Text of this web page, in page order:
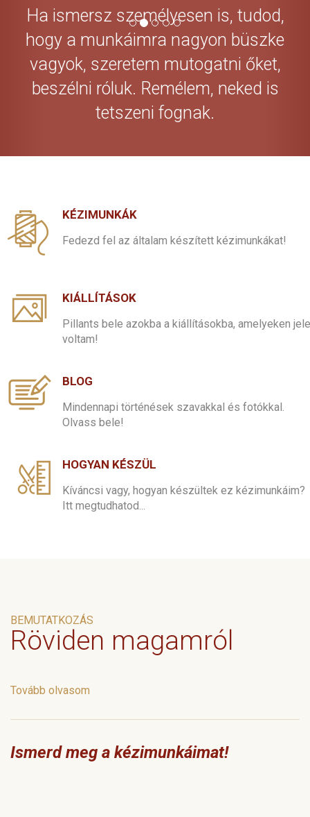
Ha ismersz személyesen is, tudod,
hogy a munkáimra nagyon büszke
vagyok, szeretem mutogatni őket,
beszélni róluk. Remélem, neked is
tetszeni fognak.
KÉZIMUNKÁK
Fedezd fel az általam készített kézimunkákat!
KIÁLLÍTÁSOK
Pillants bele azokba a kiállításokba, amelyeken
voltam!
BLOG
Mindennapi történések szavakkal és fotókkal.
Olvass bele!
HOGYAN KÉSZÜL
Kíváncsi vagy, hogyan készültek ez kézimunkáim?
Itt megtudhatod...
BEMUTATKOZÁS
Röviden magamról
Tovább olvasom
Ismerd meg a kézimunkáimat!